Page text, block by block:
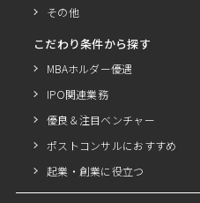
その他
こだわり条件から探す
MBAホルダー優遇
IPO関連業務
優良＆注目ベンチャー
ポストコンサルにおすすめ
起業・創業に役立つ